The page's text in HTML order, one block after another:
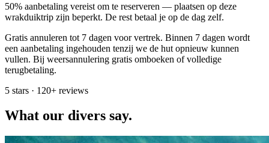
50% aanbetaling vereist om te reserveren — plaatsen op deze
wrakduiktrip zijn beperkt. De rest betaal je op de dag zelf.
Gratis annuleren tot 7 dagen voor vertrek. Binnen 7 dagen wordt
een aanbetaling ingehouden tenzij we de hut opnieuw kunnen
vullen. Bij weersannulering gratis omboeken of volledige
terugbetaling.
5 stars · 120+ reviews
What our divers say.